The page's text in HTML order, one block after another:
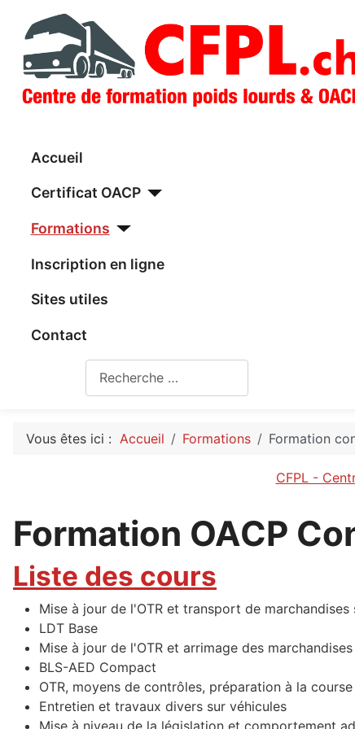
Accueil
Certificat OACP
Formations
Inscription en ligne
Sites utiles
Contact
Vous êtes ici : Accueil Formations Formation
CFPL -
Formation OACP
Liste des cours
Mise à jour de l'OTR et transport de
LDT Base
Mise à jour de l'OTR et arrimage des marchandises
BLS-AED Compact
OTR, moyens de contrôles, préparation à la course
Entretien et travaux divers sur véhicules
Mise à niveau de la législation et comportement